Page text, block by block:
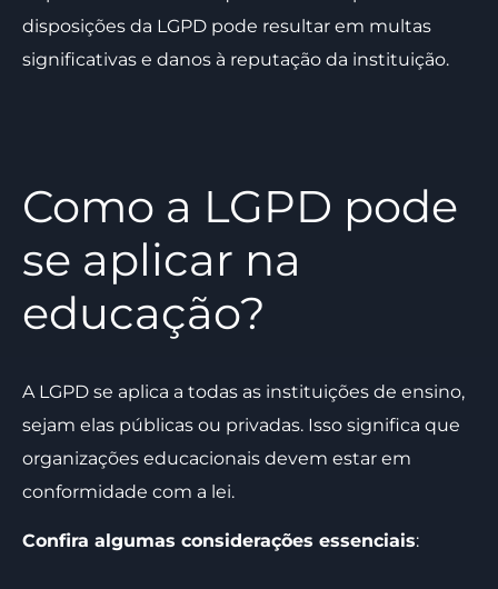
disposições da LGPD pode resultar em multas
significativas e danos à reputação da instituição.
Como a LGPD pode
se aplicar na
educação?
A LGPD se aplica a todas as instituições de ensino,
sejam elas públicas ou privadas. Isso significa que
organizações educacionais devem estar em
conformidade com a lei.
Confira algumas considerações essenciais: